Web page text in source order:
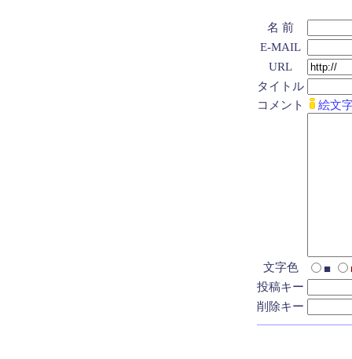
名 前
E-MAIL
URL
タイトル
コメント
絵文
文字色 ■
投稿キー
削除キー